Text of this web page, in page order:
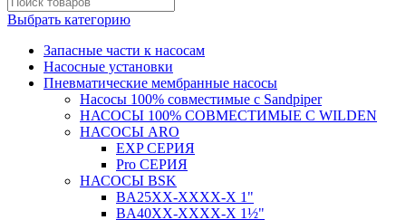
Выбрать категорию
Запасные части к насосам
Насосные установки
Пневматические мембранные насосы
Насосы 100% совместимые с Sandpiper
НАСОСЫ 100% СОВМЕСТИМЫЕ С WILDEN
НАСОСЫ ARO
EXP СЕРИЯ
Pro СЕРИЯ
НАСОСЫ BSK
BA25XX-XXXX-X 1"
BA40XX-XXXX-X 1½"